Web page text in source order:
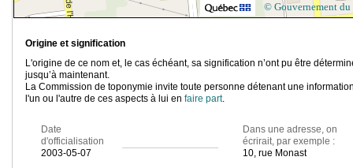
© Gouvernement du
Origine et signification
L'origine de ce nom et, le cas échéant, sa signification n’ont pu être
jusqu’à maintenant.
La Commission de toponymie invite toute personne détenant une
l'un ou l'autre de ces aspects à lui en faire part.
Date
d'officialisation
2003-05-07
Dans une adresse, on
écrirait, par exemple :
10, rue Monast